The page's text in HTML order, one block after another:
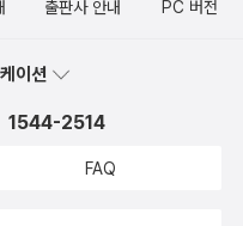
잘 알아줘' 라는 말을 들을
출판사 안내 PC 버전
이션
1544-2514
FAQ